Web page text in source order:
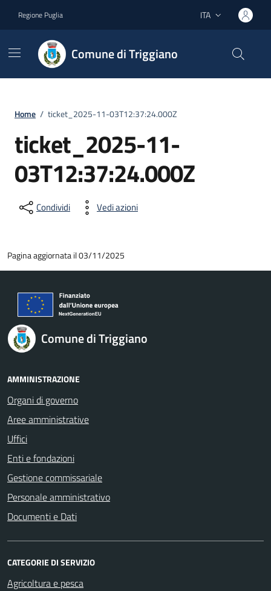
Regione Puglia Lingua attiva:
ITA
Comune di Triggiano
Home / ticket_2025-11-03T12:37:24.000Z
ticket_2025-11-
03T12:37:24.000Z
Condividi Vedi azioni
Pagina aggiornata il 03/11/2025
Comune di Triggiano
AMMINISTRAZIONE
Organi di governo
Aree amministrative
Uffici
Enti e fondazioni
Gestione commissariale
Personale amministrativo
Documenti e Dati
CATEGORIE DI SERVIZIO
Agricoltura e pesca